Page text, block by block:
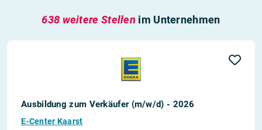
638 weitere Stellen im Unternehmen
Ausbildung zum Verkäufer (m/w/d) - 2026
E-Center Kaarst